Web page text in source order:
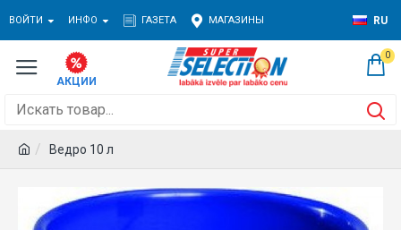
ВОЙТИ ИНФО ГАЗЕТА МАГАЗИНЫ RU
0
Ведро 10 л